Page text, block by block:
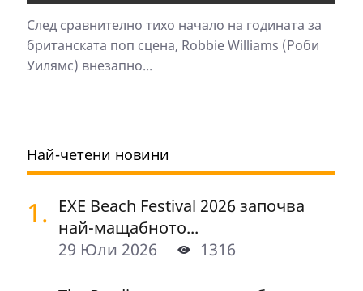
След сравнително тихо начало на годината за
британската поп сцена, Robbie Williams (Роби
Уилямс) внезапно...
Най-четени новини
1. EXE Beach Festival 2026 започва
най-мащабното...
29 Юли 2026
1316